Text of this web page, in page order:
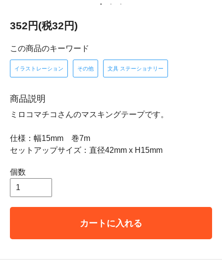
352円(税32円)
この商品のキーワード
イラストレーション その他 文具 ステーショナリー
商品説明
ミロコマチコさんのマスキングテープです。
仕様：幅15mm 巻7m
セットアップサイズ：直径42mm x H15mm
個数
カートに入れる